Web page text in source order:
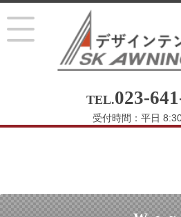
TEL.023-
受付時間：平日